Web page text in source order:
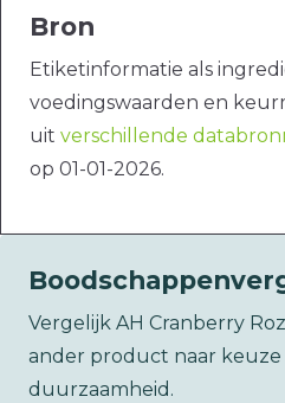
Bron
Etiketinformatie als
voedingswaarden en
uit verschillende
op 01-01-2026.
Vergelijk AH Cranberry
ander product naar
duurzaamheid.